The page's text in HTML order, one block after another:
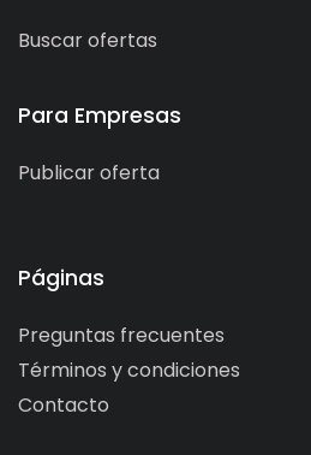
Buscar ofertas
Para Empresas
Publicar oferta
Páginas
Preguntas frecuentes
Términos y condiciones
Contacto